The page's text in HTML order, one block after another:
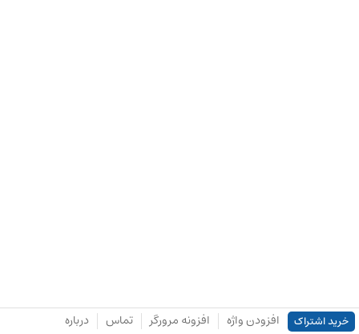
خرید اشتراک افزودن واژه افزونه مرورگر تماس درباره